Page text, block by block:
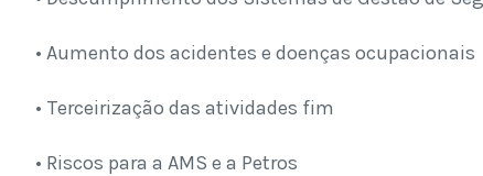
• Aumento dos acidentes e doenças ocupacionais
• Terceirização das atividades fim
• Riscos para a AMS e a Petros